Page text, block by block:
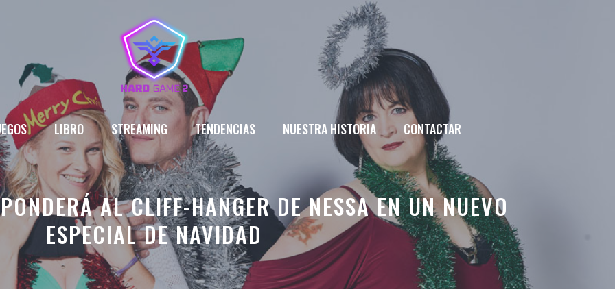
LIBRO STREAMING TENDENCIAS NUESTRA HISTORIA CONTACTAR
AL CLIFF-HANGER DE NESSA EN UN NUEVO
ESPECIAL DE NAVIDAD